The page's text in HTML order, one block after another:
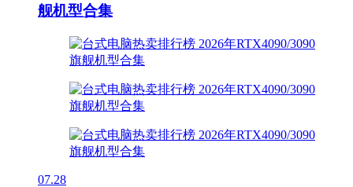
舰机型合集
07.28